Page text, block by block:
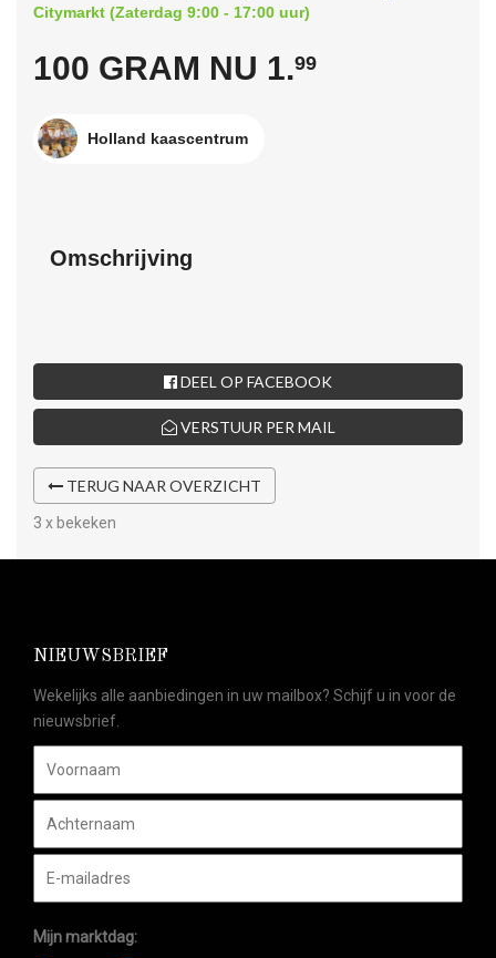
Citymarkt (Zaterdag 9:00 - 17:00 uur)
100 GRAM NU 1.99
Holland kaascentrum
Omschrijving
DEEL OP FACEBOOK
VERSTUUR PER MAIL
TERUG NAAR OVERZICHT
3 x bekeken
NIEUWSBRIEF
Wekelijks alle aanbiedingen in uw mailbox? Schijf u in voor de
nieuwsbrief.
Mijn marktdag: